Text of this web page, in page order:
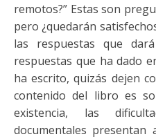
remotos?” Estas son
pero ¿quedarán
las respuestas que
respuestas que ha dado
ha escrito, quizás dejen
contenido del libro es
existencia, las
documentales